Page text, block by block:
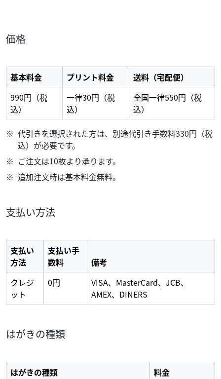
価格
基本料金 プリント料金
送料（宅配便）
990円（税
込）
一律30円（税
込）
全国一律550円（税
込）
代引きを選択された方は、別途代引き手数料330円（税
込）が必要です。
ご注文は10枚より承ります。
追加注文時は基本料金無料。
支払い方法
支払い
方法
支払い手
数料
備考
クレジ
ット
0円
VISA、MasterCard、JCB、
AMEX、DINERS
はがきの種類
はがきの種類
料金